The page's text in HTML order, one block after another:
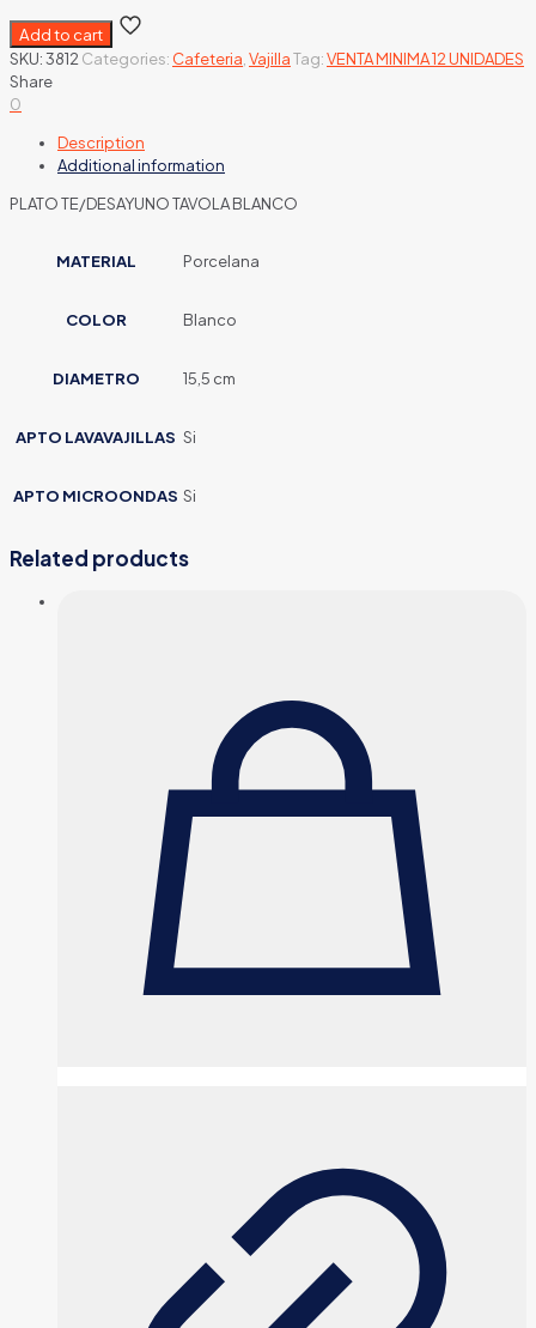
Add to cart
SKU:3812 Categories: Cafeteria VajillaTag:VENTA MINIMA 12 UNIDADES
Share
0
Description
Additional information
PLATO TE/DESAYUNO TAVOLA BLANCO
MATERIAL Porcelana
COLOR Blanco
DIAMETRO 15,5 cm
APTO LAVAVAJILLAS Si
APTO MICROONDAS Si
Related products